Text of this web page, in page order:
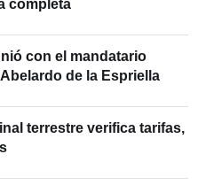
completa
con el mandatario
de la Espriella
terrestre verifica tarifas,